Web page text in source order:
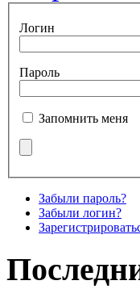
Логин
Пароль
Запомнить меня
Забыли пароль?
Забыли логин?